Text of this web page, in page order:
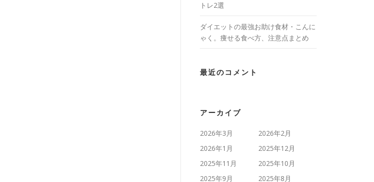
トレ2選
ダイエットの最強お助け食材・こんに
ゃく。痩せる食べ方、注意点まとめ
最近のコメント
アーカイブ
2026年3月
2026年2月
2026年1月
2025年12月
2025年11月
2025年10月
2025年9月
2025年8月